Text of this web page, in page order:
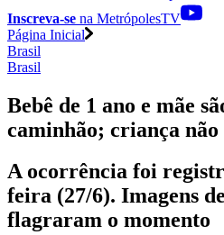
Inscreva-se na MetrópolesTV
Página Inicial
Brasil
Brasil
Bebê de 1 ano e mãe
caminhão; criança
A ocorrência foi
feira (27/6). Imagens
flagraram o momento